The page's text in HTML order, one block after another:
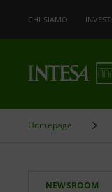
CHI SIAMO
Homepage
NEWSROOM